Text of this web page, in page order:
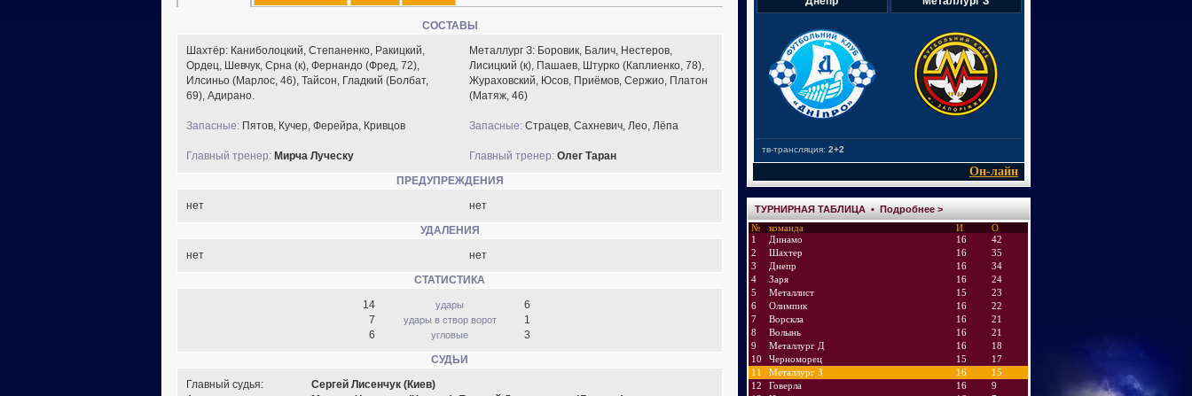
СОСТАВЫ
Шахтёр: Каниболоцкий, Степаненко, Ракицкий,
Ордец, Шевчук, Срна (к), Фернандо (Фред, 72),
Илсиньо (Марлос, 46), Тайсон, Гладкий (Болбат,
69), Адирано.
Запасные: Пятов, Кучер, Ферейра, Кривцов
Главный тренер: Мирча Луческу
Металлург З: Боровик, Балич, Нестеров,
Лисицкий (к), Пашаев, Штурко (Каплиенко, 78),
Жураховский, Юсов, Приёмов, Сержио, Платон
(Матяж, 46)
Запасные: Страцев, Сахневич, Лео, Лёпа
Главный тренер: Олег Таран
ПРЕДУПРЕЖДЕНИЯ
нет
нет
УДАЛЕНИЯ
нет
нет
СТАТИСТИКА
14
7
6
удары
удары в створ ворот
угловые
6
1
3
СУДЬИ
Главный судья:
Сергей Лисенчук (Киев)
тв-трансляция: 2+2
Он-лайн
ТУРНИРНАЯ ТАБЛИЦА • Подробнее >
№
команда И
О
1
Динамо 16
42
2
Шахтер 16
35
3
Днепр 16
34
4
Заря 16
24
5
Металлист 15
23
6
Олимпик 16
22
7
Ворскла 16
21
8
Волынь 16
21
9
Металлург Д 16
18
10
Черноморец 15
17
11
Металлург З 16
15
12
Говерла 16
9